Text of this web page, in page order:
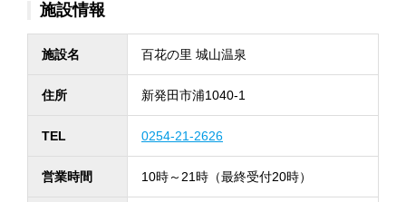
施設情報
施設名 百花の里 城山温泉
住所 新発田市浦1040-1
TEL 0254-21-2626
営業時間 10時～21時（最終受付20時）